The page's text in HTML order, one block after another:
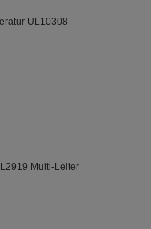
UL10308
Multi-Leiter